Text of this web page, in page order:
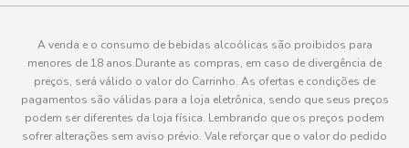
A venda e o consumo de bebidas alcoólicas são proibidos para
menores de 18 anos.Durante as compras, em caso de divergência de
preços, será válido o valor do Carrinho. As ofertas e condições de
pagamentos são válidas para a loja eletrônica, sendo que seus preços
podem ser diferentes da loja física. Lembrando que os preços podem
sofrer alterações sem aviso prévio. Vale reforçar que o valor do pedido